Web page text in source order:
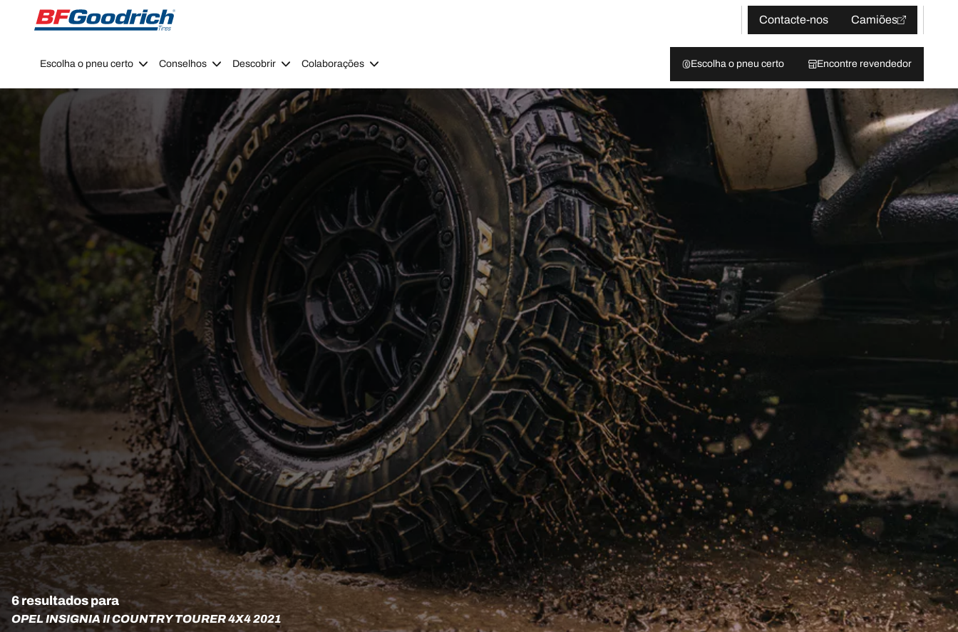
Go to page content
Go to page navigation
Contacte-nos
Camiões
Escolha o pneu certo Conselhos Descobrir Colaborações Escolha o pneu certo Encontre revendedor
6 resultados para
OPEL INSIGNIA II COUNTRY TOURER 4X4 2021